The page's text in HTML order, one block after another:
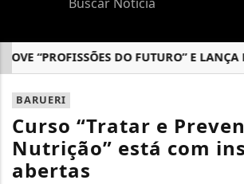
“PROFISSÕES DO FUTURO” E LANÇA
EM ALTA
BARUERI
Curso “Tratar e
Nutrição” está com
abertas